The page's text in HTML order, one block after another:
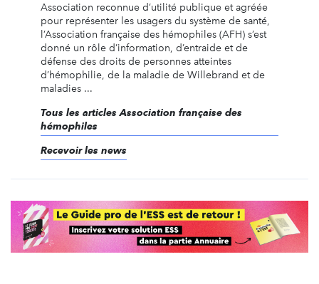
Association reconnue d’utilité publique et agréée
pour représenter les usagers du système de santé,
l’Association française des hémophiles (AFH) s’est
donné un rôle d’information, d’entraide et de
défense des droits de personnes atteintes
d’hémophilie, de la maladie de Willebrand et de
maladies ...
Tous les articles Association française des
hémophiles
Recevoir les news